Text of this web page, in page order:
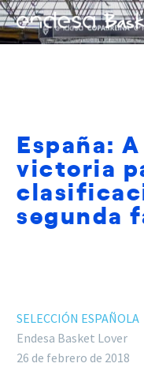
España:
victoria
segunda
SELECCIÓN ESPAÑOLA
Endesa Basket Lover
26 de febrero de 2018